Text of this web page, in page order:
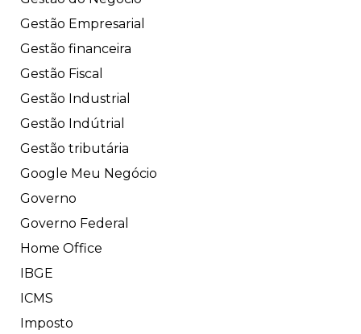
Gestão Empresarial
Gestão financeira
Gestão Fiscal
Gestão Industrial
Gestão Indútrial
Gestão tributária
Google Meu Negócio
Governo
Governo Federal
Home Office
IBGE
ICMS
Imposto